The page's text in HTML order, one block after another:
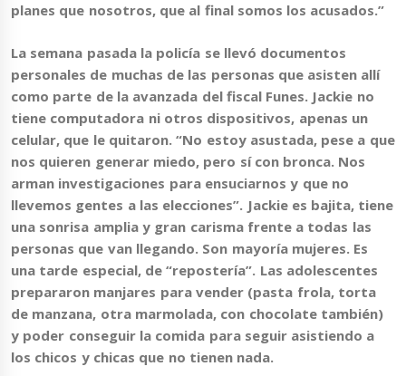
planes que nosotros, que al final somos los acusados.”
La semana pasada la policía se llevó documentos
personales de muchas de las personas que asisten allí
como parte de la avanzada del fiscal Funes. Jackie no
tiene computadora ni otros dispositivos, apenas un
celular, que le quitaron.“No estoy asustada, pese a que
nos quieren generar miedo, pero sí con bronca. Nos
arman investigaciones para ensuciarnos y que no
llevemos gentes a las elecciones”. Jackie es bajita, tiene
una sonrisa amplia y gran carisma frente a todas las
personas que van llegando. Son mayoría mujeres. Es
una tarde especial, de “repostería”. Las adolescentes
prepararon manjares para vender (pasta frola, torta
de manzana, otra marmolada, con chocolate también)
y poder conseguir la comida para seguir asistiendo a
los chicos y chicas que no tienen nada.